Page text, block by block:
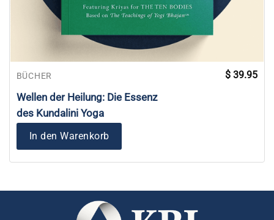
BÜCHER
Wellen der Heilung: Die Essenz
des Kundalini Yoga
$ 39.95
In den Warenkorb